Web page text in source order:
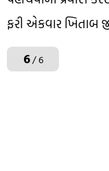
ફરી એકવાર ખિતાબ
6/ 6